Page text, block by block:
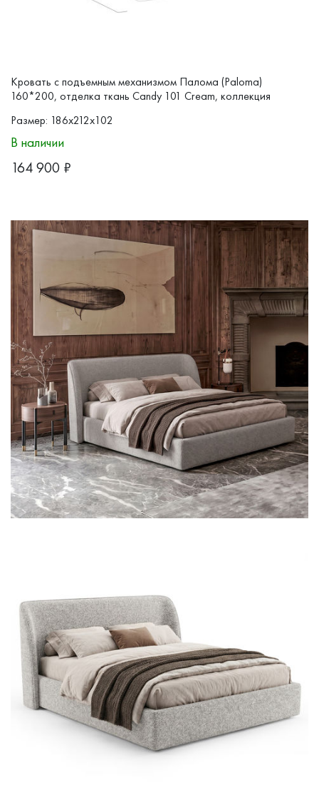
Кровать с подъемным механизмом Палома (Paloma)
160*200, отделка ткань Candy 101 Cream, коллекция
Размер: 186x212x102
В наличии
164 900 ₽